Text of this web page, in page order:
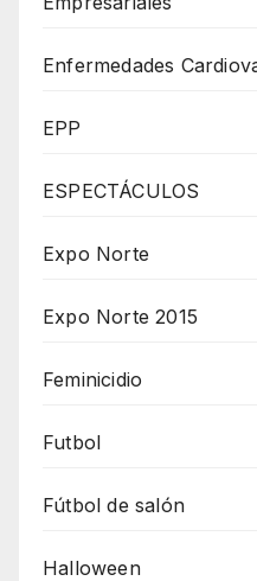
Enfermedades
EPP
ESPECTÁCULOS
Expo Norte
Expo Norte 2015
Feminicidio
Futbol
Fútbol de salón
Halloween